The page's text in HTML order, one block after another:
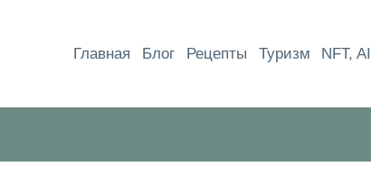
содержимомуГлавная Блог Рецепты Туризм NFT, AI